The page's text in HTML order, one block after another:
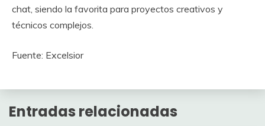
chat, siendo la favorita para proyectos creativos y
técnicos complejos.
Fuente: Excelsior
Entradas relacionadas